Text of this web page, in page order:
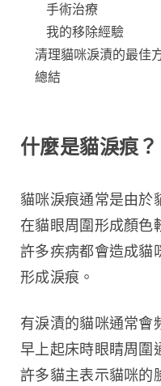
手術治療
我的移除經驗
清理貓咪淚漬的最佳
總結
什麼是貓淚痕？
貓咪淚痕通常是由於
在貓眼周圍形成顏色
許多疾病都會造成貓
形成淚痕。
有淚漬的貓咪通常會
早上起床時眼睛周圍
許多貓主表示貓咪的